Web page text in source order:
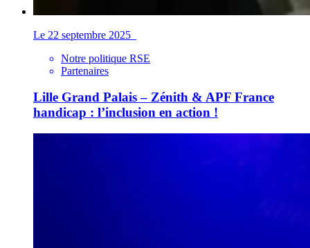
Le 22 septembre 2025
Notre politique RSE
Partenaires
Lille Grand Palais – Zénith & APF France
handicap : l’inclusion en action !